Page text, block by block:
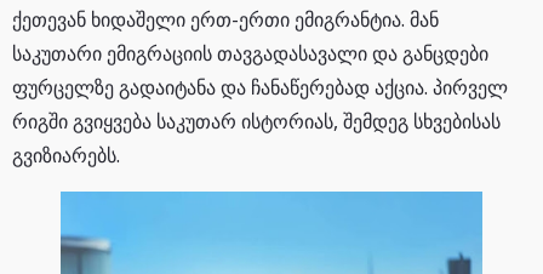
ქეთევან ხიდაშელი ერთ-ერთი ემიგრანტია. მან
საკუთარი ემიგრაციის თავგადასავალი და განცდები
ფურცელზე გადაიტანა და ჩანაწერებად აქცია. პირველ
რიგში გვიყვება საკუთარ ისტორიას, შემდეგ სხვებისას
გვიზიარებს.